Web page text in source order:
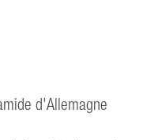
d'Allemagne